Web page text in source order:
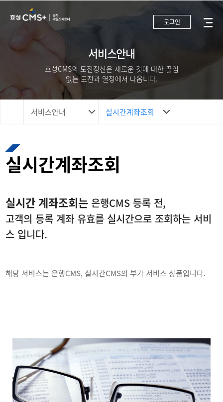
로그인
서비스안내
효성CMS의 도전정신은 새로운 것에 대한 끊임
없는 도전과 열정에서 나옵니다.
서비스안내 실시간계좌조회
실시간계좌조회
실시간 계좌조회는 은행CMS 등록 전,
고객의 등록 계좌 유효를 실시간으로 조회하는 서비
스 입니다.
해당 서비스는 은행CMS, 실시간CMS의 부가 서비스 상품입니다.